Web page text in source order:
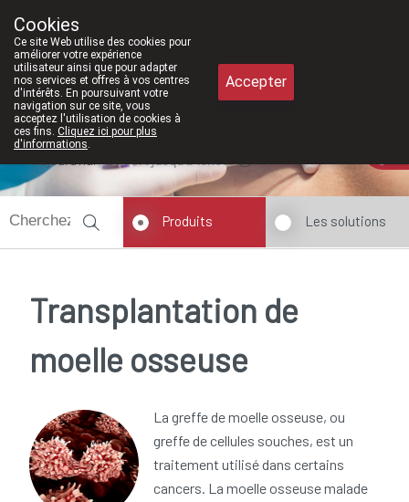
011/610300
Produits Les solutions
Transplantation de
moelle osseuse
La greffe de moelle osseuse, ou
greffe de cellules souches, est un
traitement utilisé dans certains
cancers. La moelle osseuse malade
Cookies
Ce site Web utilise des cookies pour
améliorer votre expérience
utilisateur ainsi que pour adapter
nos services et offres à vos centres
d'intérêts. En poursuivant votre
navigation sur ce site, vous
acceptez l'utilisation de cookies à
ces fins. Cliquez ici pour plus
d'informations.
Accepter